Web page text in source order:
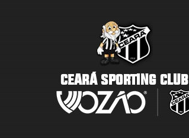
CEARÁ SPORTING CLUB